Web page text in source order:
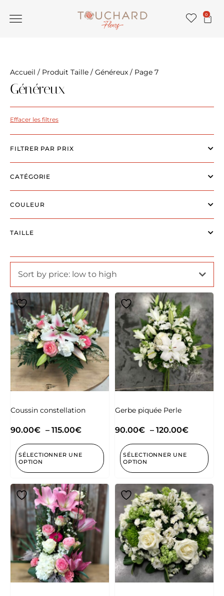
0
Accueil / Produit Taille / Généreux / Page 7
Généreux
Effacer les filtres
FILTRER PAR PRIX
CATÉGORIE
COULEUR
TAILLE
Sort by price: low to high
Coussin constellation
90.00€ – 115.00€
SÉLECTIONNER UNE
OPTION
Gerbe piquée Perle
90.00€ – 120.00€
SÉLECTIONNER UNE
OPTION